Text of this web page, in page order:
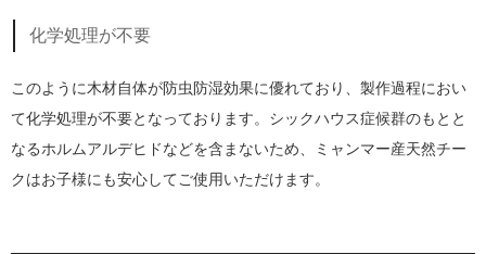
化学処理が不要
このように木材自体が防虫防湿効果に優れており、製作過程におい
て化学処理が不要となっております。シックハウス症候群のもとと
なるホルムアルデヒドなどを含まないため、ミャンマー産天然チー
クはお子様にも安心してご使用いただけます。